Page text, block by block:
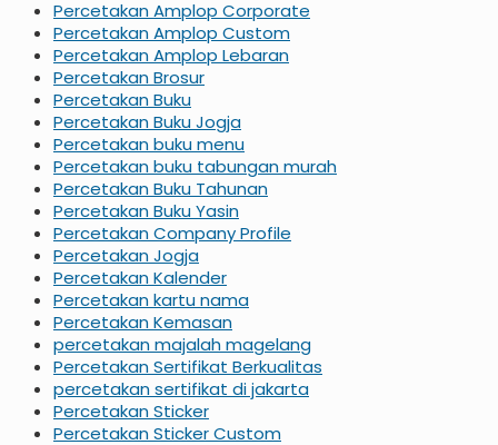
Percetakan Amplop Corporate
Percetakan Amplop Custom
Percetakan Amplop Lebaran
Percetakan Brosur
Percetakan Buku
Percetakan Buku Jogja
Percetakan buku menu
Percetakan buku tabungan murah
Percetakan Buku Tahunan
Percetakan Buku Yasin
Percetakan Company Profile
Percetakan Jogja
Percetakan Kalender
Percetakan kartu nama
Percetakan Kemasan
percetakan majalah magelang
Percetakan Sertifikat Berkualitas
percetakan sertifikat di jakarta
Percetakan Sticker
Percetakan Sticker Custom